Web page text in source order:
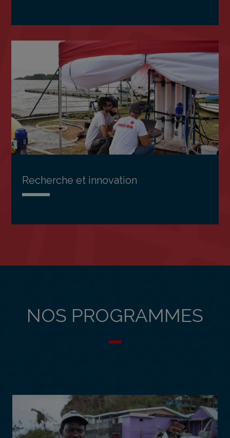
Recherche et innovation
NOS PROGRAMMES